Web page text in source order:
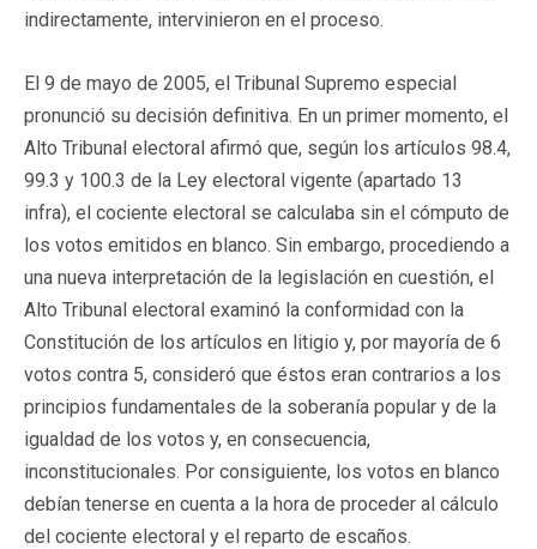
indirectamente, intervinieron en el proceso.
El 9 de mayo de 2005, el Tribunal Supremo especial
pronunció su decisión definitiva. En un primer momento, el
Alto Tribunal electoral afirmó que, según los artículos 98.4,
99.3 y 100.3 de la Ley electoral vigente (apartado 13
infra), el cociente electoral se calculaba sin el cómputo de
los votos emitidos en blanco. Sin embargo, procediendo a
una nueva interpretación de la legislación en cuestión, el
Alto Tribunal electoral examinó la conformidad con la
Constitución de los artículos en litigio y, por mayoría de 6
votos contra 5, consideró que éstos eran contrarios a los
principios fundamentales de la soberanía popular y de la
igualdad de los votos y, en consecuencia,
inconstitucionales. Por consiguiente, los votos en blanco
debían tenerse en cuenta a la hora de proceder al cálculo
del cociente electoral y el reparto de escaños.